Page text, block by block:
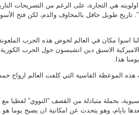
هي التجارة، على الرغم من التصريحات
تاريخ طويل حافل بالمخاوف والدم، لكن فتح
اسوا مكان في العالم لخوض هذه الحرب الملعونة،
الاميركية الاسبق دين اتشيسون حول الحرب
هذا.
الموعظة القاسية التي كلفت العالم ارواح
بحملة متبادلة من القصف “النووي” لفظيا مع
بايام، وهو يتحدث عن امكانية ان يصبح يوما هو